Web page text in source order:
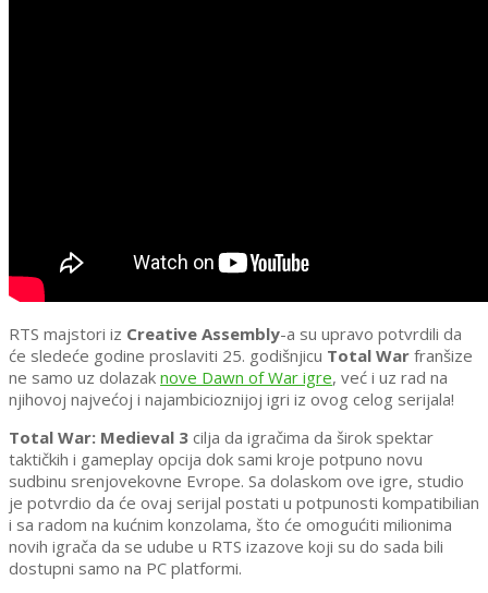
RTS majstori iz Creative Assembly-a su upravo potvrdili da
će sledeće godine proslaviti 25. godišnjicu Total War franšize
ne samo uz dolazak nove Dawn of War igre, već i uz rad na
njihovoj najvećoj i najambicioznijoj igri iz ovog celog serijala!
Total War: Medieval 3 cilja da igračima da širok spektar
taktičkih i gameplay opcija dok sami kroje potpuno novu
sudbinu srenjovekovne Evrope. Sa dolaskom ove igre, studio
je potvrdio da će ovaj serijal postati u potpunosti kompatibilian
i sa radom na kućnim konzolama, što će omogućiti milionima
novih igrača da se udube u RTS izazove koji su do sada bili
dostupni samo na PC platformi.